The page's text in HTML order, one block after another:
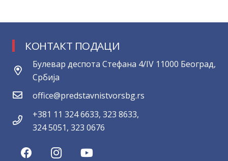
КОНТАКТ ПОДАЦИ
Булевар деспота Стефана 4/IV 11000 Београд,
Србија
office@predstavnistvorsbg.rs
+381 11 324 6633, 323 8633,
324 5051, 323 0676